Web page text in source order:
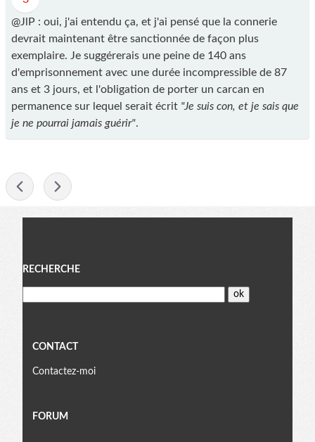
@JlP : oui, j'ai entendu ça, et j'ai pensé que la connerie
devrait maintenant être sanctionnée de façon plus
exemplaire. Je suggérerais une peine de 140 ans
d'emprisonnement avec une durée incompressible de 87
ans et 3 jours, et l'obligation de porter un carcan en
permanence sur lequel serait écrit "Je suis con, et je sais que
je ne pourrai jamais guérir".
Menu
RECHERCHE
CONTACT
Contactez-moi
FORUM